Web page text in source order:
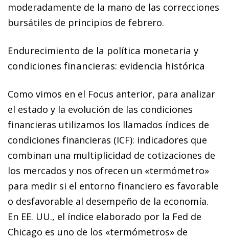
moderadamente de la mano de las correcciones
bursátiles de principios de febrero.
Endurecimiento de la política monetaria y
condiciones financieras: evidencia histórica
Como vimos en el Focus anterior, para analizar
el estado y la evolución de las condiciones
financieras utilizamos los llamados índices de
condiciones financieras (ICF): indicadores que
combinan una multiplicidad de cotizaciones de
los mercados y nos ofrecen un «termómetro»
para medir si el entorno financiero es favorable
o desfavorable al desempeño de la economía.
En EE. UU., el índice elaborado por la Fed de
Chicago es uno de los «termómetros» de